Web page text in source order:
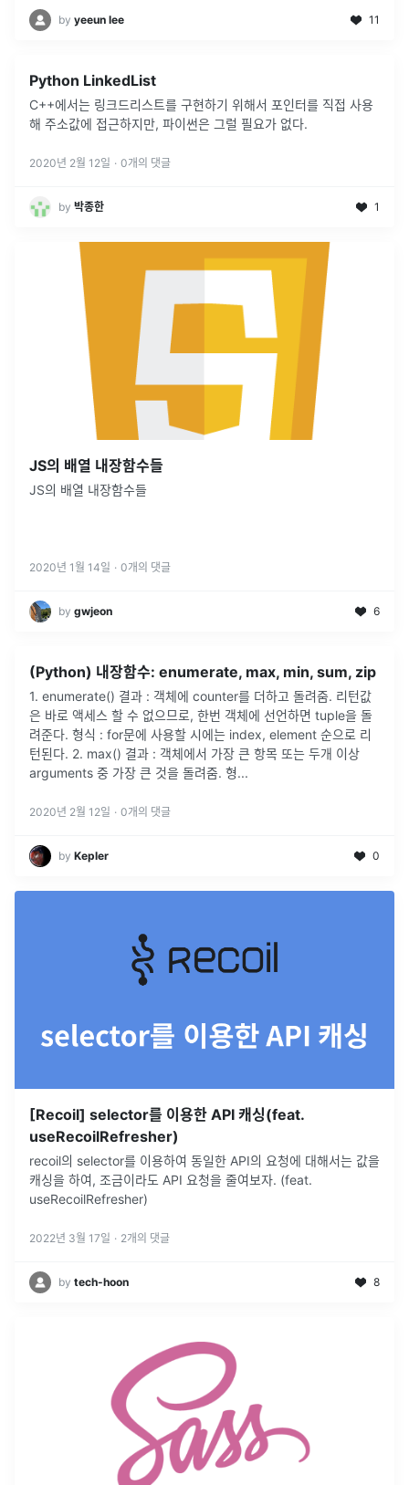
by yeeun lee 11
Python LinkedList
C++에서는 링크드리스트를 구현하기 위해서 포인터를 직접 사용
해 주소값에 접근하지만, 파이썬은 그럴 필요가 없다.
2020년 2월 12일 · 0개의 댓글
by 박종한 1
JS의 배열 내장함수들
JS의 배열 내장함수들
2020년 1월 14일 · 0개의 댓글
by gwjeon 6
(Python) 내장함수: enumerate, max, min, sum, zip
1. enumerate() 결과 : 객체에 counter를 더하고 돌려줌. 리턴값
은 바로 액세스 할 수 없으므로, 한번 객체에 선언하면 tuple을 돌
려준다. 형식 : for문에 사용할 시에는 index, element 순으로 리
턴된다. 2. max() 결과 : 객체에서 가장 큰 항목 또는 두개 이상
arguments 중 가장 큰 것을 돌려줌. 형...
2020년 2월 12일 · 0개의 댓글
by Kepler 0
[Recoil] selector를 이용한 API 캐싱(feat.
useRecoilRefresher)
recoil의 selector를 이용하여 동일한 API의 요청에 대해서는 값을
캐싱을 하여, 조금이라도 API 요청을 줄여보자. (feat.
useRecoilRefresher)
2022년 3월 17일 · 2개의 댓글
by tech-hoon 8